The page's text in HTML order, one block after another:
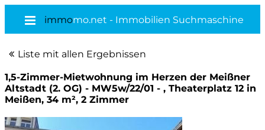
immomo.net - Immobilien Suchmaschine
Liste mit allen Ergebnissen
1,5-Zimmer-Mietwohnung im Herzen der Meißner
Altstadt (2. OG) - MW5w/22/01 - , Theaterplatz 12 in
Meißen, 34 m², 2 Zimmer